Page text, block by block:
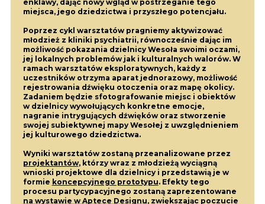
enklawy, dając nowy wgląd w postrzeganie tego
miejsca, jego dziedzictwa i przyszłego potencjału.
Poprzez cykl warsztatów pragniemy aktywizować
młodzież z kliniki psychiatrii, równocześnie dając im
możliwość pokazania dzielnicy Wesoła swoimi oczami,
jej lokalnych problemów jak i kulturalnych walorów. W
ramach warsztatów eksploratywnych, każdy z
uczestników otrzyma aparat jednorazowy, możliwość
rejestrowania dźwięku otoczenia oraz mapę okolicy.
Zadaniem będzie sfotografowanie miejsc i obiektów
w dzielnicy wywołujących konkretne emocje,
nagranie intrygujących dźwięków oraz stworzenie
swojej subiektywnej mapy Wesołej z uwzględnieniem
jej kulturowego dziedzictwa.
Wyniki warsztatów zostaną przeanalizowane przez
projektantów, którzy wraz z młodzieżą wyciągną
wnioski projektowe dla dzielnicy i przedstawią je w
formie koncepcyjnego prototypu. Efekty tego
procesu partycypacyjnego zostaną zaprezentowane
na wystawie w Aptece Designu, zwiększając poczucie